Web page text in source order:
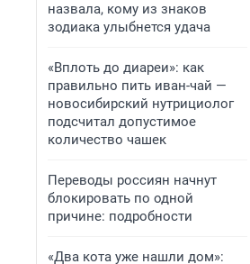
назвала, кому из знаков
зодиака улыбнется удача
«Вплоть до диареи»: как
правильно пить иван-чай —
новосибирский нутрициолог
подсчитал допустимое
количество чашек
Переводы россиян начнут
блокировать по одной
причине: подробности
«Два кота уже нашли дом»: